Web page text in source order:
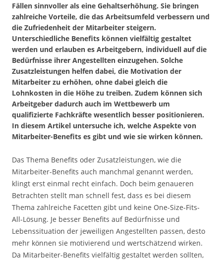
Fällen sinnvoller als eine Gehaltserhöhung. Sie bringen
zahlreiche Vorteile, die das Arbeitsumfeld verbessern und
die Zufriedenheit der Mitarbeiter steigern.
Unterschiedliche Benefits können vielfältig gestaltet
werden und erlauben es Arbeitgebern, individuell auf die
Bedürfnisse ihrer Angestellten einzugehen. Solche
Zusatzleistungen helfen dabei, die Motivation der
Mitarbeiter zu erhöhen, ohne dabei gleich die
Lohnkosten in die Höhe zu treiben. Zudem können sich
Arbeitgeber dadurch auch im Wettbewerb um
qualifizierte Fachkräfte wesentlich besser positionieren.
In diesem Artikel untersuche ich, welche Aspekte von
Mitarbeiter-Benefits es gibt und wie sie wirken können.
Das Thema Benefits oder Zusatzleistungen, wie die
Mitarbeiter-Benefits auch manchmal genannt werden,
klingt erst einmal recht einfach. Doch beim genaueren
Betrachten stellt man schnell fest, dass es bei diesem
Thema zahlreiche Facetten gibt und keine One-Size-Fits-
All-Lösung. Je besser Benefits auf Bedürfnisse und
Lebenssituation der jeweiligen Angestellten passen, desto
mehr können sie motivierend und wertschätzend wirken.
Da Mitarbeiter-Benefits vielfältig gestaltet werden sollten,